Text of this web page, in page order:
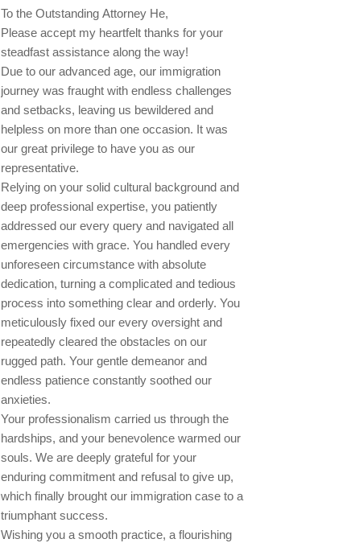
To the Outstanding Attorney He,
Please accept my heartfelt thanks for your
steadfast assistance along the way!
Due to our advanced age, our immigration
journey was fraught with endless challenges
and setbacks, leaving us bewildered and
helpless on more than one occasion. It was
our great privilege to have you as our
representative.
Relying on your solid cultural background and
deep professional expertise, you patiently
addressed our every query and navigated all
emergencies with grace. You handled every
unforeseen circumstance with absolute
dedication, turning a complicated and tedious
process into something clear and orderly. You
meticulously fixed our every oversight and
repeatedly cleared the obstacles on our
rugged path. Your gentle demeanor and
endless patience constantly soothed our
anxieties.
Your professionalism carried us through the
hardships, and your benevolence warmed our
souls. We are deeply grateful for your
enduring commitment and refusal to give up,
which finally brought our immigration case to a
triumphant success.
Wishing you a smooth practice, a flourishing